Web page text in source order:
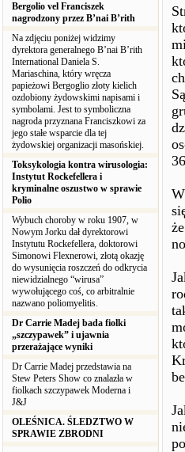
Bergolio vel Franciszek
nagrodzony przez B’nai B’rith
Na zdjęciu poniżej widzimy
dyrektora generalnego B’nai B’rith
International Daniela S.
Mariaschina, który wręcza
papieżowi Bergoglio złoty kielich
ozdobiony żydowskimi napisami i
symbolami. Jest to symboliczna
nagroda przyznana Franciszkowi za
jego stałe wsparcie dla tej
żydowskiej organizacji masońskiej.
Toksykologia kontra wirusologia:
Instytut Rockefellera i
kryminalne oszustwo w sprawie
Polio
Wybuch choroby w roku 1907, w
Nowym Jorku dał dyrektorowi
Instytutu Rockefellera, doktorowi
Simonowi Flexnerowi, złotą okazję
do wysunięcia roszczeń do odkrycia
niewidzialnego “wirusa”
wywołującego coś, co arbitralnie
nazwano poliomyelitis.
Dr Carrie Madej bada fiolki
„szczypawek” i ujawnia
przerażające wyniki
Dr Carrie Madej przedstawia na
Stew Peters Show co znalazła w
fiolkach szczypawek Moderna i
J&J
OLEŚNICA. ŚLEDZTWO W
SPRAWIE ZBRODNI